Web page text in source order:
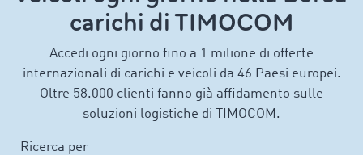
carichi di TIMOCOM
Accedi ogni giorno fino a 1 milione di offerte
internazionali di carichi e veicoli da 46 Paesi europei.
Oltre 58.000 clienti fanno già affidamento sulle
soluzioni logistiche di TIMOCOM.
Ricerca per